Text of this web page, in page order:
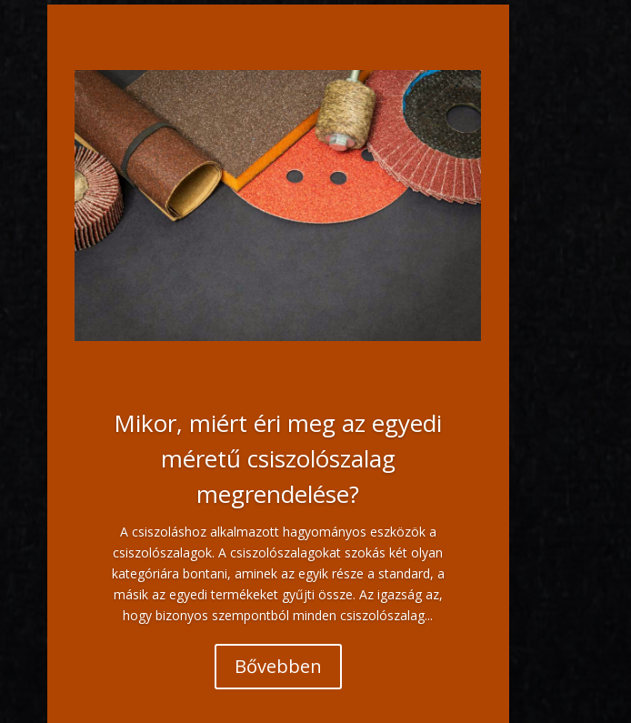
Mikor, miért éri meg az egyedi
méretű csiszolószalag
megrendelése?
A csiszoláshoz alkalmazott hagyományos eszközök a
csiszolószalagok. A csiszolószalagokat szokás két olyan
kategóriára bontani, aminek az egyik része a standard, a
másik az egyedi termékeket gyűjti össze. Az igazság az,
hogy bizonyos szempontból minden csiszolószalag...
Bővebben